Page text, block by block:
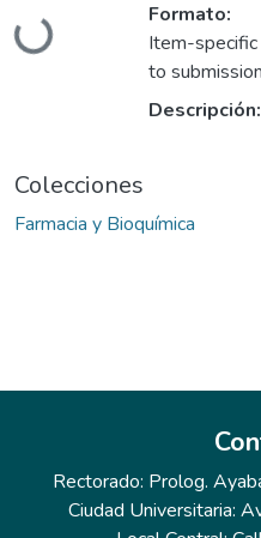
Cargando...
Formato:
Item-specific
to submission
Descripción:
Colecciones
Farmacia y Bioquímica
Rectorado: Prolog.
Ciudad Universitaria: